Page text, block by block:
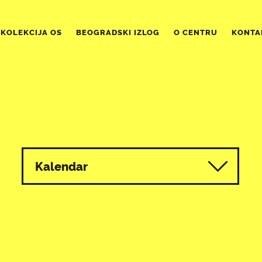
KOLEKCIJA OS BEOGRADSKI IZLOG O CENTRU
Kalendar